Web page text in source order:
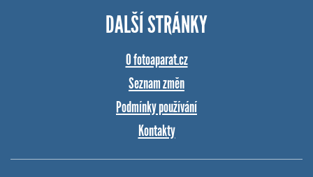
DALŠÍ STRÁNKY
O fotoaparat.cz
Seznam změn
Podmínky používání
Kontakty